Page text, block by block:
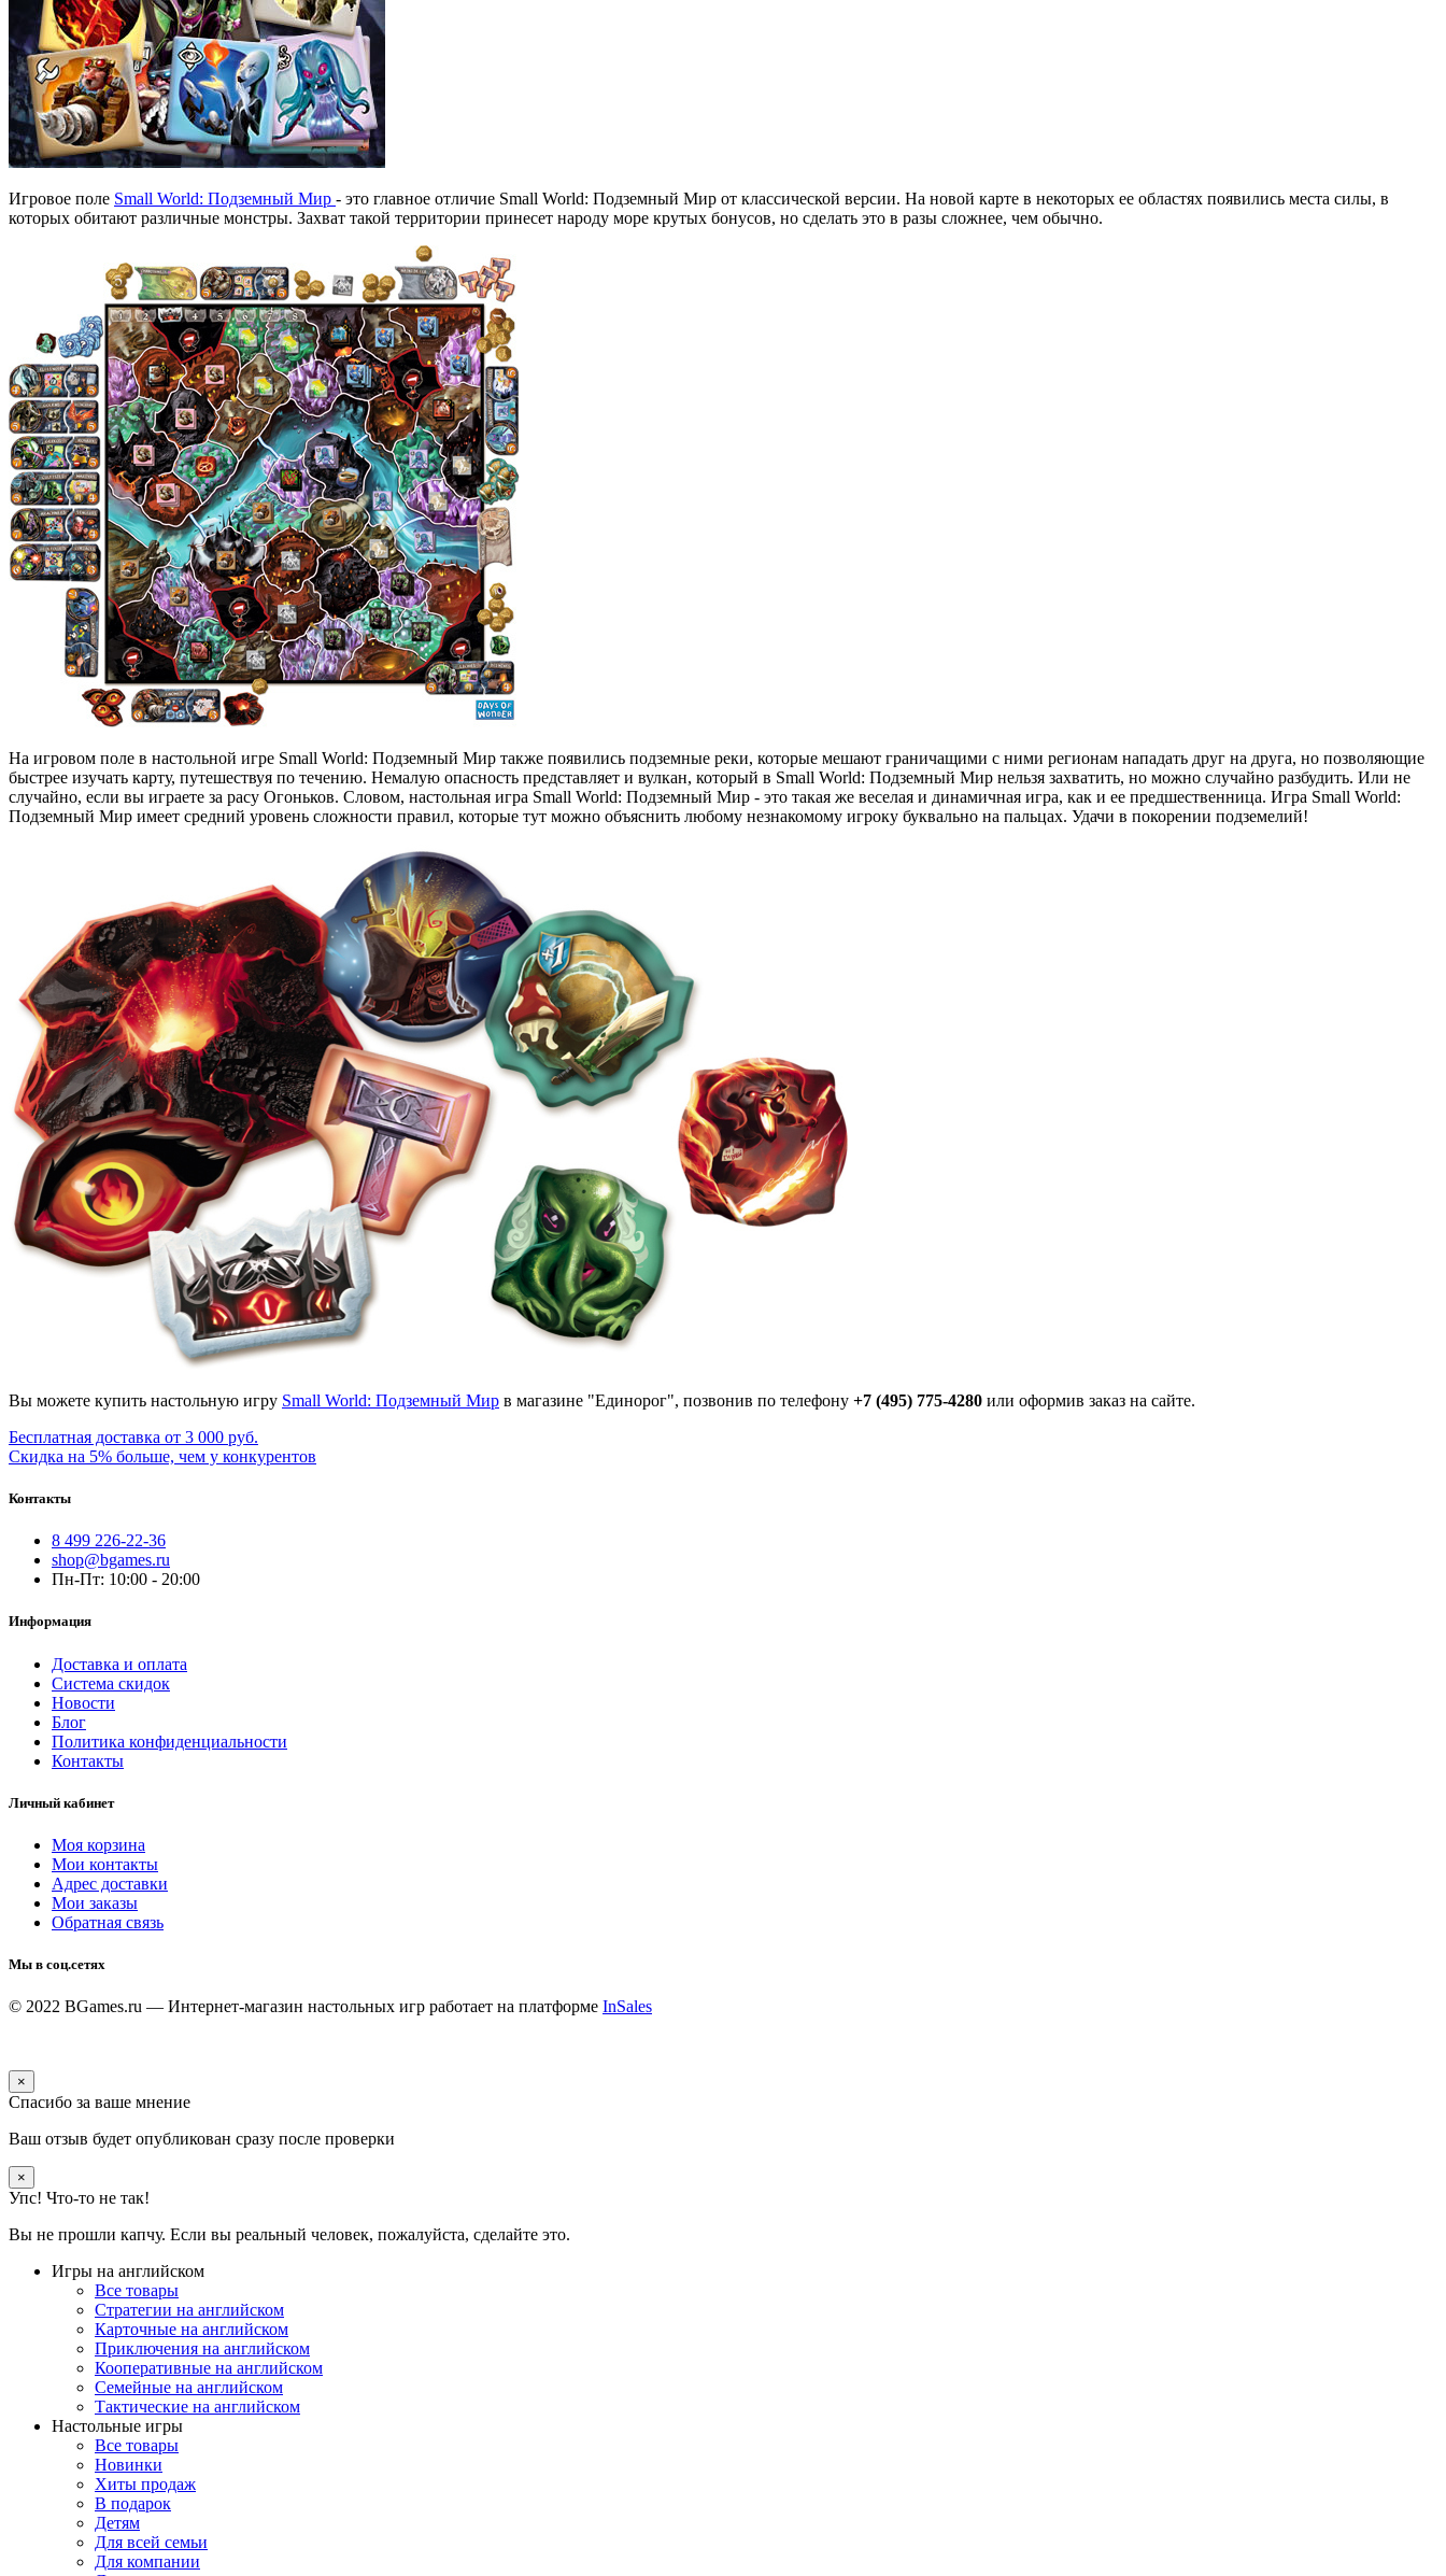
Игровое поле Small World: Подземный Мир - это главное отличие Small World: Подземный Мир от классической версии. На новой карте в некоторых ее областях появились места силы, в
которых обитают различные монстры. Захват такой территории принесет народу море крутых бонусов, но сделать это в разы сложнее, чем обычно.
На игровом поле в настольной игре Small World: Подземный Мир также появились подземные реки, которые мешают граничащими с ними регионам нападать друг на друга, но позволяющие
быстрее изучать карту, путешествуя по течению. Немалую опасность представляет и вулкан, который в Small World: Подземный Мир нельзя захватить, но можно случайно разбудить. Или не
случайно, если вы играете за расу Огоньков. Словом, настольная игра Small World: Подземный Мир - это такая же веселая и динамичная игра, как и ее предшественница. Игра Small World:
Подземный Мир имеет средний уровень сложности правил, которые тут можно объяснить любому незнакомому игроку буквально на пальцах. Удачи в покорении подземелий!
Вы можете купить настольную игру Small World: Подземный Мир в магазине "Единорог", позвонив по телефону +7 (495) 775-4280 или оформив заказ на сайте.
Бесплатная доставка от 3 000 руб.
Скидка на 5% больше, чем у конкурентов
Контакты
8 499 226-22-36
shop@bgames.ru
Пн-Пт: 10:00 - 20:00
Информация
Доставка и оплата
Система скидок
Новости
Блог
Политика конфиденциальности
Контакты
Личный кабинет
Моя корзина
Мои контакты
Адрес доставки
Мои заказы
Обратная связь
Мы в соц.сетях
© 2022 BGames.ru — Интернет-магазин настольных игр работает на платформе InSales
×
Спасибо за ваше мнение
Ваш отзыв будет опубликован сразу после проверки
×
Упс! Что-то не так!
Вы не прошли капчу. Если вы реальный человек, пожалуйста, сделайте это.
Игры на английском
Все товары
Стратегии на английском
Карточные на английском
Приключения на английском
Кооперативные на английском
Семейные на английском
Тактические на английском
Настольные игры
Все товары
Новинки
Хиты продаж
В подарок
Детям
Для всей семьи
Для компании